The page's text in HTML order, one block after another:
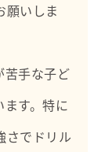
願いしま
苦手な子ど
す。特に
さでドリル